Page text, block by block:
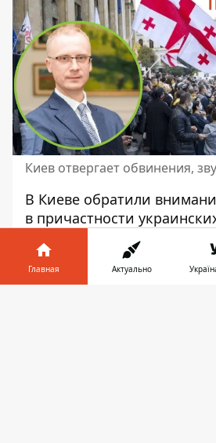
Киев отвергает обвинения,
В Киеве обратили
в причастности
подготовке мятежа против
Тбилиси
, которые
руководителей грузинских
Главная Актуально